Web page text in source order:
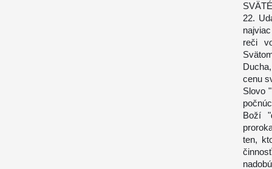
22.
reči
cenu
Slovo
Boží
ten,